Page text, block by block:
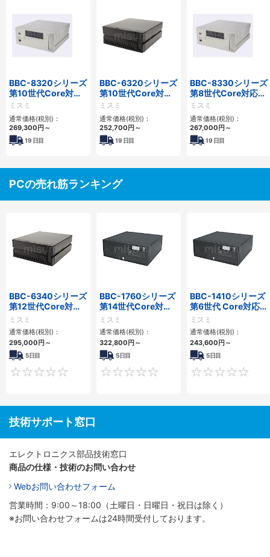
BBC-8320シリーズ
第10世代Core対応
小型フロアマウント
FAPC 2PCI・2PCIe
ミスミ
通常価格(税別)：
269,300円～
19 日目
BBC-6320シリーズ
第10世代Core対応
小型フロアマウント
FAPC 2PCI・2PCIe
ミスミ
通常価格(税別)：
252,700円～
19 日目
BBC-8330シリーズ
第8世代Core対応小
型フロアマウント
FAPC 2PCI・2PCIe
ミスミ
通常価格(税別)：
267,000円～
19 日目
PCの売れ筋ランキング
BBC-6340シリーズ
第12世代Core対応
小型フロアマウント
PC2PCI/2PCIe
ミスミ
通常価格(税別)：
295,000円～
5日目
0
BBC-1760シリーズ
第14世代Core対応
小型フロアマウント
3PCIe
ミスミ
通常価格(税別)：
322,800円～
5日目
0
BBC-1410シリーズ
第6世代 Core対応フ
ロアマウントFAPC
3PCI・3PCIe
ミスミ
通常価格(税別)：
243,600円～
5日目
技術サポート窓口
エレクトロニクス部品技術窓口
商品の仕様・技術のお問い合わせ
Webお問い合わせフォーム
営業時間：9:00～18:00（土曜日・日曜日・祝日は除く）
※お問い合わせフォームは24時間受付しております。